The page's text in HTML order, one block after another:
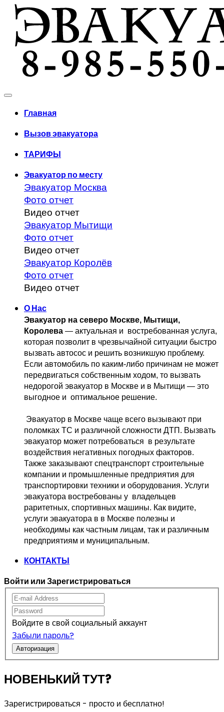
Главная
Вызов эвакуатора
ТАРИФЫ
Эвакуатор по месту
Эвакуатор Москва
Фото отчет
Видео отчет
Эвакуатор Мытищи
Фото отчет
Видео отчет
Эвакуатор Королёв
Фото отчет
Видео отчет
О Нас
Эвакуатор на северо Москве, Мытищи,
Королева — актуальная и востребованная услуга,
Если автомобиль по каким-либо причинам не может
передвигаться собственным ходом, то вызвать
недорогой эвакуатор в Москве и в Мытищи — это
выгодное и оптимальное решение.
поломках ТС и различной сложности ДТП. Вызвать
эвакуатор может потребоваться  в результате
воздействия негативных погодных факторов.
Также заказывают спецтранспорт строительные
компании и промышленные предприятия для
транспортировки техники и оборудования. Услуги
эвакуатора востребованы у  владельцев
раритетных, спортивных машины. Как видите,
услуги эвакуатора в в Москве полезны и
необходимы как частным лицам, так и различным
предприятиям и муниципальным.
КОНТАКТЫ
Войти или Зарегистрироваться
Войдите в свой социальный аккаунт
Забыли пароль?
Авторизация
НОВЕНЬКИЙ ТУТ?
Зарегистрироваться - просто и бесплатно!